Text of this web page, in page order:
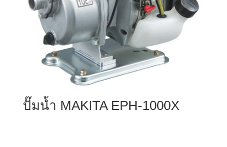
ปั๊มน้ำ MAKITA EPH-1000X